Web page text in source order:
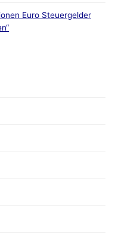
Euro Steuergelder